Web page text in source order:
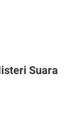
Suara